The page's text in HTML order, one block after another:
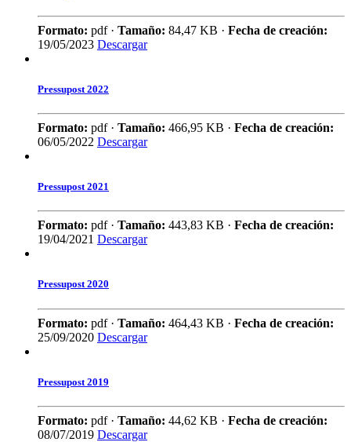
Formato: pdf · Tamaño: 84,47 KB · Fecha de creación:
19/05/2023 Descargar
Pressupost 2022
Formato: pdf · Tamaño: 466,95 KB · Fecha de creación:
06/05/2022 Descargar
Pressupost 2021
Formato: pdf · Tamaño: 443,83 KB · Fecha de creación:
19/04/2021 Descargar
Pressupost 2020
Formato: pdf · Tamaño: 464,43 KB · Fecha de creación:
25/09/2020 Descargar
Pressupost 2019
Formato: pdf · Tamaño: 44,62 KB · Fecha de creación:
08/07/2019 Descargar